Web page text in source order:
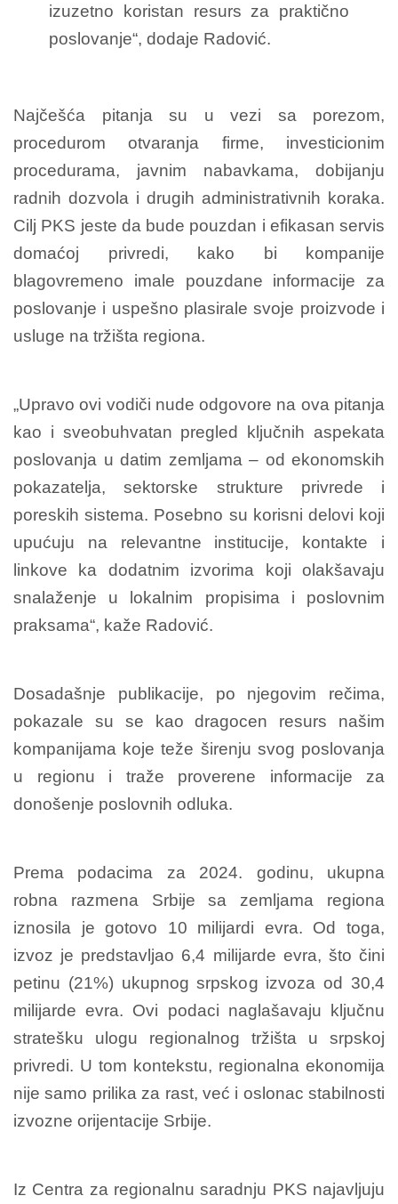
izuzetno koristan resurs za praktično
poslovanje“, dodaje Radović.
Najčešća pitanja su u vezi sa porezom,
procedurom otvaranja firme, investicionim
procedurama, javnim nabavkama, dobijanju
radnih dozvola i drugih administrativnih koraka.
Cilj PKS jeste da bude pouzdan i efikasan servis
domaćoj privredi, kako bi kompanije
blagovremeno imale pouzdane informacije za
poslovanje i uspešno plasirale svoje proizvode i
usluge na tržišta regiona.
„Upravo ovi vodiči nude odgovore na ova pitanja
kao i sveobuhvatan pregled ključnih aspekata
poslovanja u datim zemljama – od ekonomskih
pokazatelja, sektorske strukture privrede i
poreskih sistema. Posebno su korisni delovi koji
upućuju na relevantne institucije, kontakte i
linkove ka dodatnim izvorima koji olakšavaju
snalaženje u lokalnim propisima i poslovnim
praksama“, kaže Radović.
Dosadašnje publikacije, po njegovim rečima,
pokazale su se kao dragocen resurs našim
kompanijama koje teže širenju svog poslovanja
u regionu i traže proverene informacije za
donošenje poslovnih odluka.
Prema podacima za 2024. godinu, ukupna
robna razmena Srbije sa zemljama regiona
iznosila je gotovo 10 milijardi evra. Od toga,
izvoz je predstavljao 6,4 milijarde evra, što čini
petinu (21%) ukupnog srpskog izvoza od 30,4
milijarde evra. Ovi podaci naglašavaju ključnu
stratešku ulogu regionalnog tržišta u srpskoj
privredi. U tom kontekstu, regionalna ekonomija
nije samo prilika za rast, već i oslonac stabilnosti
izvozne orijentacije Srbije.
Iz Centra za regionalnu saradnju PKS najavljuju